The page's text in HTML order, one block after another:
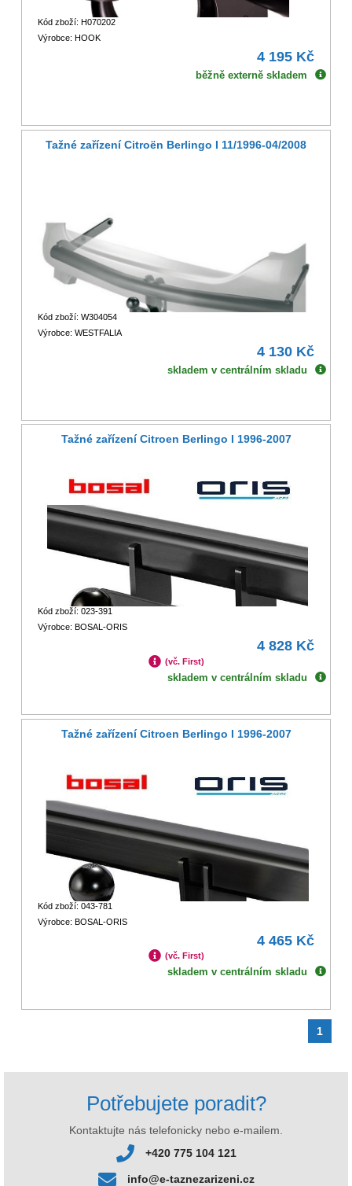
Kód zboží: H070202
Výrobce: HOOK
4 195 Kč
běžně externě skladem
Tažné zařízení Citroën Berlingo I 11/1996-04/2008
Kód zboží: W304054
Výrobce: WESTFALIA
4 130 Kč
skladem v centrálním skladu
Tažné zařízení Citroen Berlingo I 1996-2007
Kód zboží: 023-391
Výrobce: BOSAL-ORIS
4 828 Kč
(vč. First)
skladem v centrálním skladu
Tažné zařízení Citroen Berlingo I 1996-2007
Kód zboží: 043-781
Výrobce: BOSAL-ORIS
4 465 Kč
(vč. First)
skladem v centrálním skladu
1
Potřebujete poradit?
Kontaktujte nás telefonicky nebo e-mailem.
+420 775 104 121
info@e-taznezarizeni.cz